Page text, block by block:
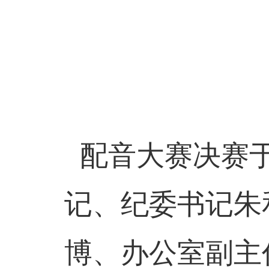
配音大赛决赛
记、纪委书记
博、办公室副